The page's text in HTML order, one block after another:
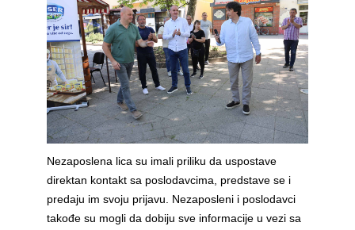
Nezaposlena lica su imali priliku da uspostave
direktan kontakt sa poslodavcima, predstave se i
predaju im svoju prijavu. Nezaposleni i poslodavci
takođe su mogli da dobiju sve informacije u vezi sa